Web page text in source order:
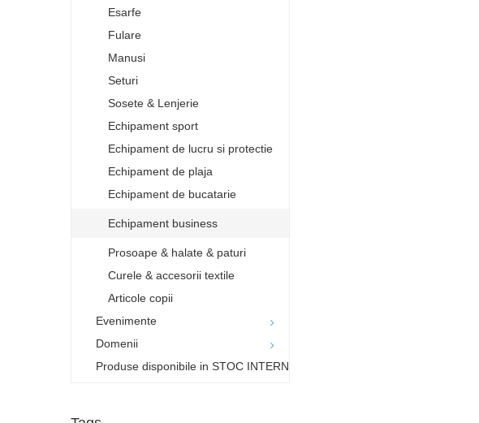
Esarfe
Fulare
Manusi
Seturi
Sosete & Lenjerie
Echipament sport
Echipament de lucru si protectie
Echipament de plaja
Echipament de bucatarie
Echipament business
Prosoape & halate & paturi
Curele & accesorii textile
Articole copii
Evenimente
Domenii
Produse disponibile in STOC INTERN